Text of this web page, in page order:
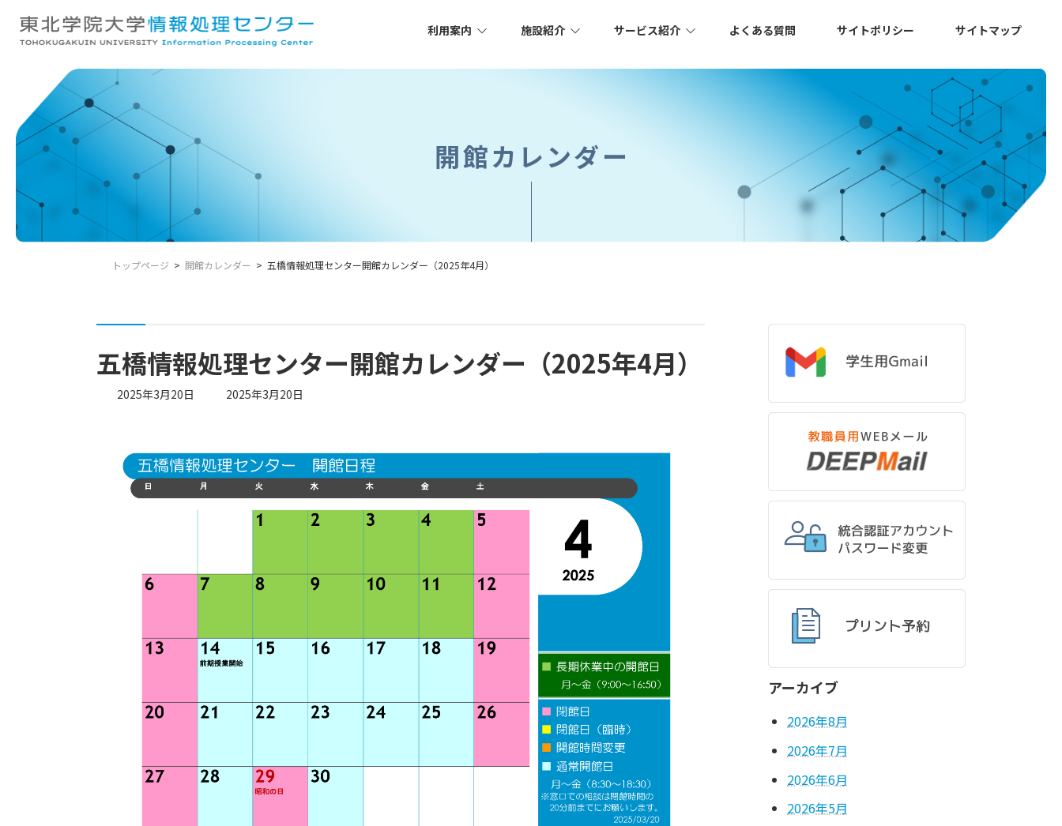
利用案内 施設紹介 サービス紹介 よくある質問 サイトポリシー サイトマップ
開館カレンダー
トップページ 開館カレンダー 五橋情報処理センター開館カレンダー（2025年4月）
五橋情報処理センター開館カレンダー（2025年4月）
2025年3月20日
最
日
時
2025年3月20日
アーカイブ
2026年8月
2026年7月
2026年6月
2026年5月